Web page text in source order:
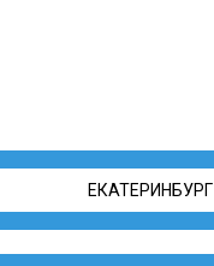
ЕКАТЕРИНБУРГ